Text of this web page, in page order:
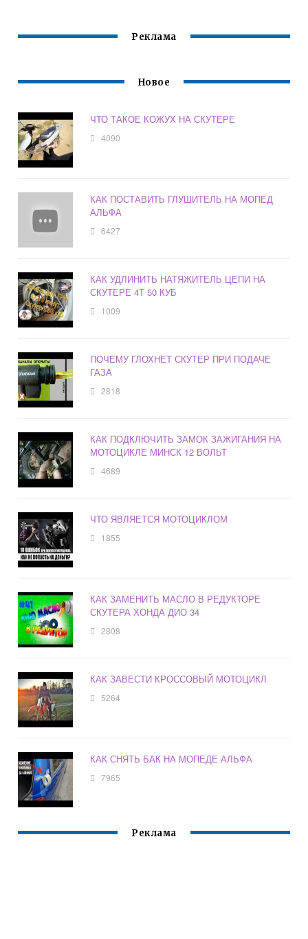
Реклама
Новое
ЧТО ТАКОЕ КОЖУХ НА СКУТЕРЕ
4090
КАК ПОСТАВИТЬ ГЛУШИТЕЛЬ НА МОПЕД
АЛЬФА
6427
КАК УДЛИНИТЬ НАТЯЖИТЕЛЬ ЦЕПИ НА
СКУТЕРЕ 4Т 50 КУБ
1009
ПОЧЕМУ ГЛОХНЕТ СКУТЕР ПРИ ПОДАЧЕ
ГАЗА
2818
КАК ПОДКЛЮЧИТЬ ЗАМОК ЗАЖИГАНИЯ НА
МОТОЦИКЛЕ МИНСК 12 ВОЛЬТ
4689
ЧТО ЯВЛЯЕТСЯ МОТОЦИКЛОМ
1855
КАК ЗАМЕНИТЬ МАСЛО В РЕДУКТОРЕ
СКУТЕРА ХОНДА ДИО 34
2808
КАК ЗАВЕСТИ КРОССОВЫЙ МОТОЦИКЛ
5264
КАК СНЯТЬ БАК НА МОПЕДЕ АЛЬФА
7965
Реклама